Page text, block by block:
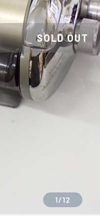
SOLD OUT
1/12